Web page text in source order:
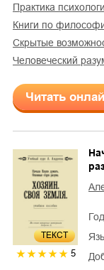
практика
книги по
скрытые
человеческий
Читать
ТЕКСТ
5